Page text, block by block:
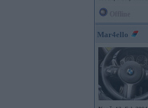
Mar4ello